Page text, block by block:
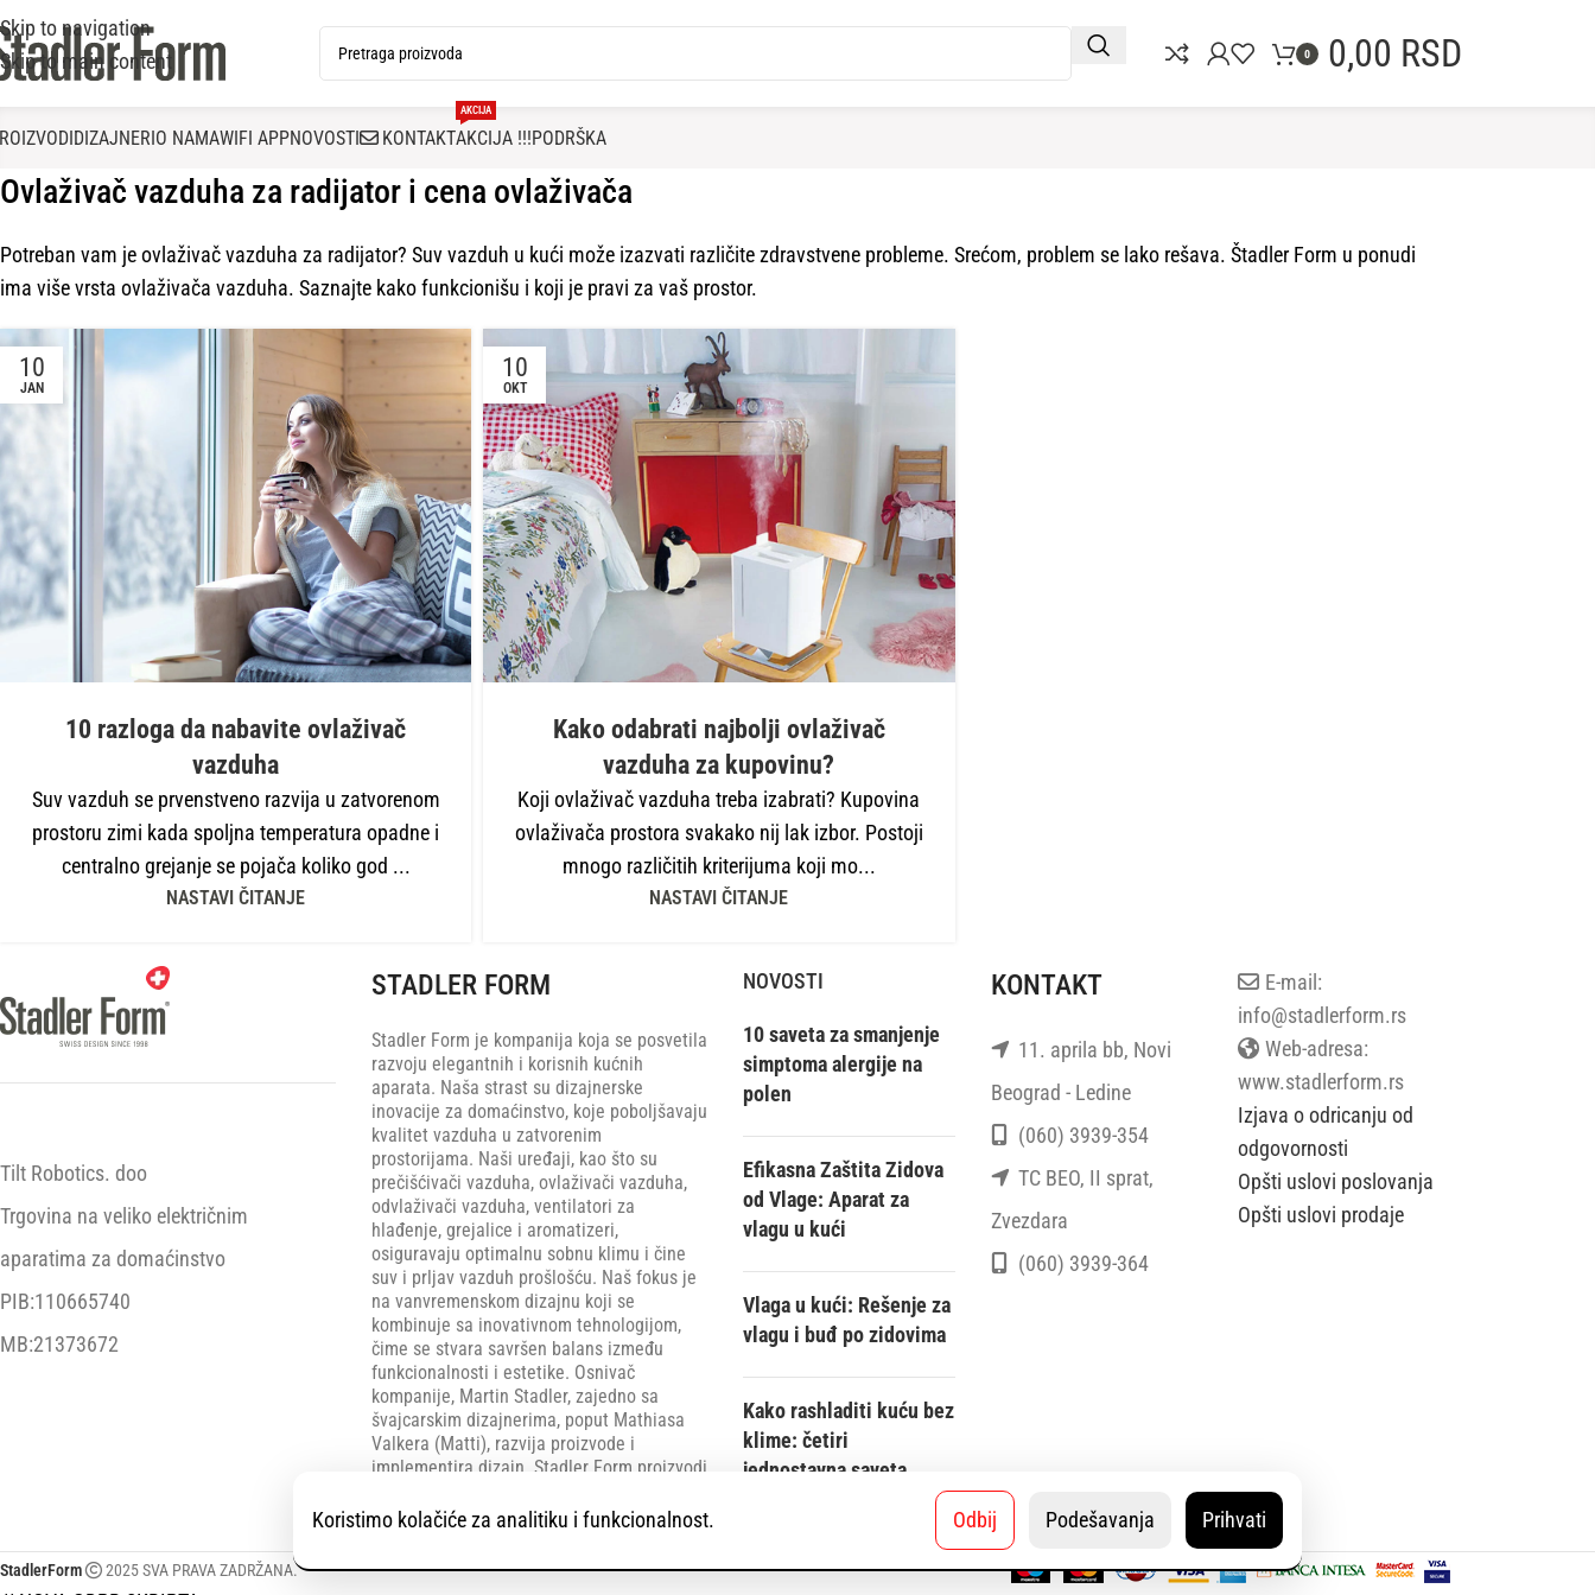
Skip to navigation
Skip to main content
0 0,00 RSD
DIZAJNERIO NAMAWIFI APPNOVOSTI KONTAKTAKCIJA !!!
AKCIJA
PODRŠKA
Ovlaživač vazduha za radijator i cena ovlaživača
Potreban vam je ovlaživač vazduha za radijator? Suv vazduh u kući može izazvati različite zdravstvene probleme. Srećom, problem se lako rešava. Štadler Form u ponudi
ima više vrsta ovlaživača vazduha. Saznajte kako funkcionišu i koji je pravi za vaš prostor.
10
JAN
10 razloga da nabavite ovlaživač
vazduha
Suv vazduh se prvenstveno razvija u zatvorenom
prostoru zimi kada spoljna temperatura opadne i
centralno grejanje se pojača koliko god ...
NASTAVI ČITANJE
10
OKT
Kako odabrati najbolji ovlaživač
vazduha za kupovinu?
Koji ovlaživač vazduha treba izabrati? Kupovina
ovlaživača prostora svakako nij lak izbor. Postoji
mnogo različitih kriterijuma koji mo...
NASTAVI ČITANJE
Tilt Robotics. doo
Trgovina na veliko električnim
aparatima za domaćinstvo
PIB:110665740
MB:21373672
STADLER FORM
Stadler Form je kompanija koja se posvetila
razvoju elegantnih i korisnih kućnih
aparata. Naša strast su dizajnerske
inovacije za domaćinstvo, koje poboljšavaju
kvalitet vazduha u zatvorenim
prostorijama. Naši uređaji, kao što su
prečišćivači vazduha, ovlaživači vazduha,
odvlaživači vazduha, ventilatori za
hlađenje, grejalice i aromatizeri,
osiguravaju optimalnu sobnu klimu i čine
suv i prljav vazduh prošlošću. Naš fokus je
na vanvremenskom dizajnu koji se
kombinuje sa inovativnom tehnologijom,
čime se stvara savršen balans između
funkcionalnosti i estetike. Osnivač
kompanije, Martin Stadler, zajedno sa
švajcarskim dizajnerima, poput Mathiasa
Valkera (Matti), razvija proizvode i
implementira dizajn. Stadler Form proizvodi
nagrada za dizajn.
NOVOSTI
10 saveta za smanjenje
simptoma alergije na
polen
Efikasna Zaštita Zidova
od Vlage: Aparat za
vlagu u kući
Vlaga u kući: Rešenje za
vlagu i buđ po zidovima
Kako rashladiti kuću bez
klime: četiri
jednostavna saveta
KONTAKT
11. aprila bb, Novi
Beograd - Ledine
(060) 3939-354
TC BEO, II sprat,
Zvezdara
(060) 3939-364
E-mail:
info@stadlerform.rs
Web-adresa:
www.stadlerform.rs
Izjava o odricanju od
odgovornosti
Opšti uslovi poslovanja
Opšti uslovi prodaje
StadlerForm 2025 SVA PRAVA ZADRŽANA.
Koristimo kolačiće za analitiku i funkcionalnost. Odbij Podešavanja Prihvati